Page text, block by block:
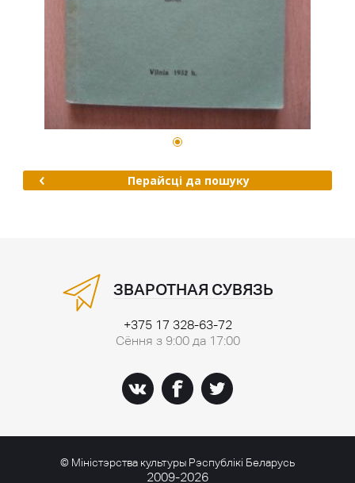
Перайсці да пошуку
ЗВАРОТНАЯ СУВЯЗЬ
+375 17 328-63-72
Сёння з 9:00 да 17:00
© Міністэрства культуры Рэспублікі Беларусь
2009-2026